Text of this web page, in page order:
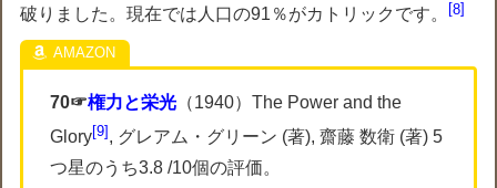
破りました。現在では人口の91％がカトリックです。
8
70☞権力と栄光 （1940）The Power and the
Glory 9 , グレアム・グリーン (著), 齋藤 数衛 (著) 5
つ星のうち3.8 /10個の評価。